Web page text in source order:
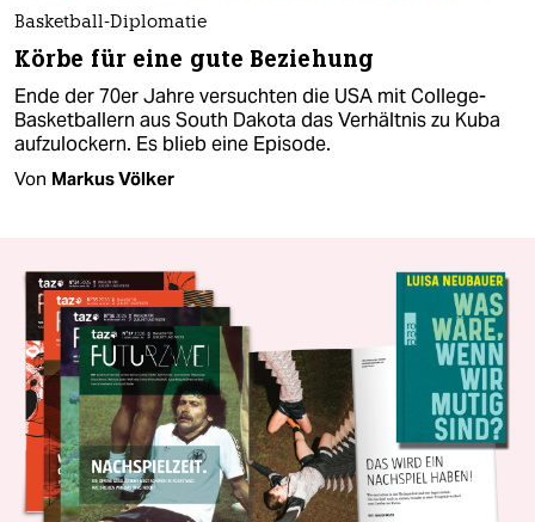
Basketball-Diplomatie
Körbe für eine gute Beziehung
Ende der 70er Jahre versuchten die USA mit College-
Basketballern aus South Dakota das Verhältnis zu Kuba
aufzulockern. Es blieb eine Episode.
Von Markus Völker